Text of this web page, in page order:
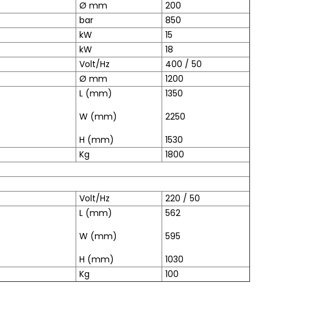
Ø mm
200
bar
850
kW
15
kW
18
Volt/Hz
400 / 50
Ø mm 1200
L (mm)
W (mm)
H (mm)
1350
2250
1530
Kg 1800
Volt/Hz 220 / 50
L (mm)
W (mm)
H (mm)
562
595
1030
Kg 100